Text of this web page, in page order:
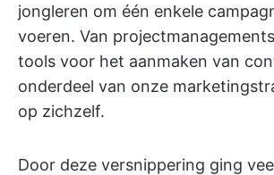
jongleren om één enkele
voeren. Van
tools voor het aanmaken van
onderdeel van onze
op zichzelf.
Door deze versnippering ging